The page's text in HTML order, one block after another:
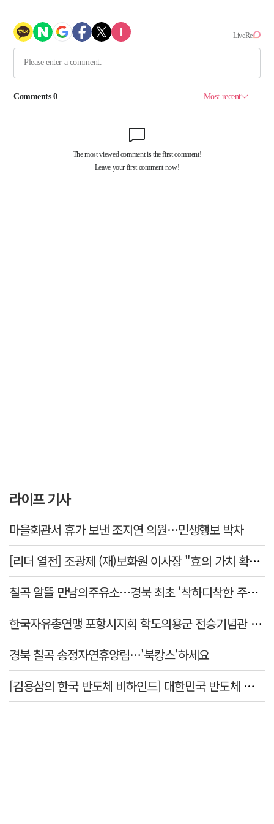
라이프 기사
마을회관서 휴가 보낸 조지연 의원…민생행보 박차
[리더 열전] 조광제 (재)보화원 이사장 "효의 가치 확산 위해 젊은층 참여 이끌어낼 것"
칠곡 알뜰 만남의주유소…경북 최초 '착하디착한 주유소' 선정
한국자유총연맹 포항시지회 학도의용군 전승기념관 방문
경북 칠곡 송정자연휴양림…'북캉스'하세요
[김용삼의 한국 반도체 비하인드] 대한민국 반도체 신화의 출발